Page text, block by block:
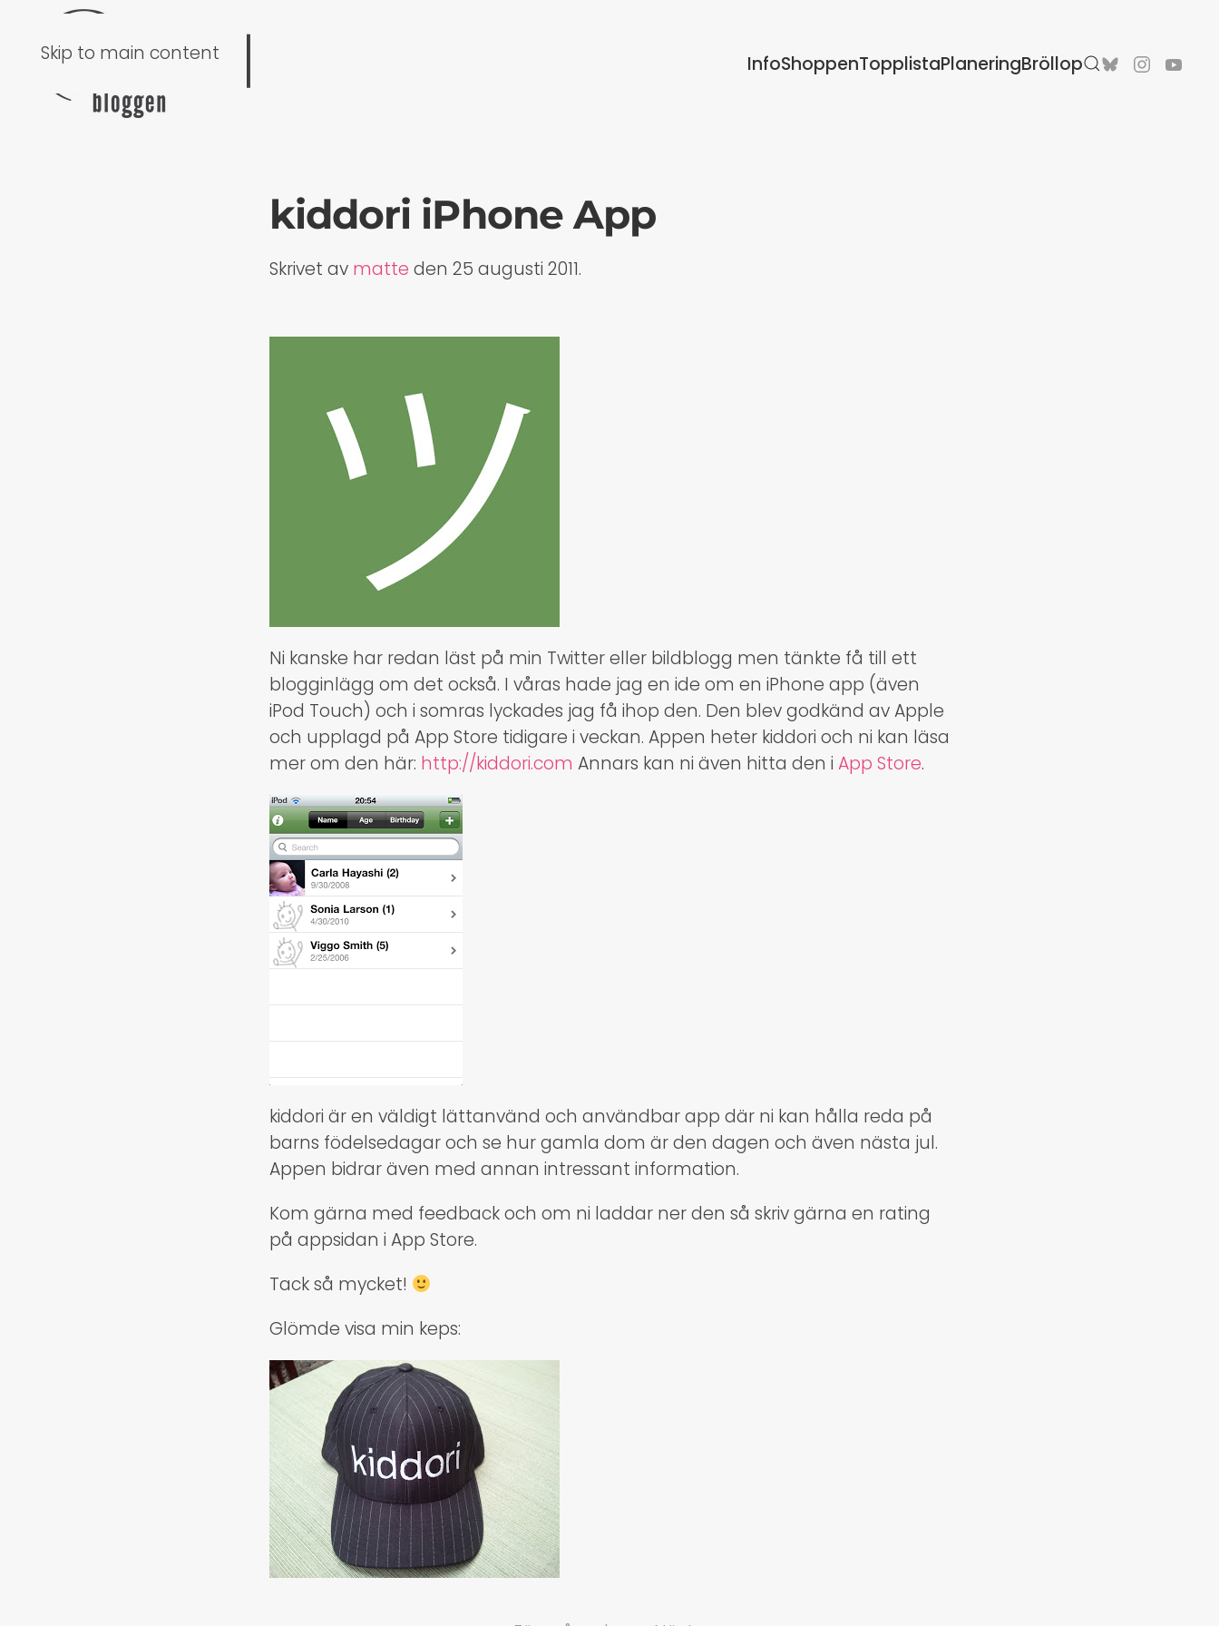
Skip to main content InfoShoppenTopplistaPlaneringBröllop
kiddori iPhone App
Skrivet av matte den 25 augusti 2011.
Ni kanske har redan läst på min Twitter eller bildblogg men tänkte få till ett
blogginlägg om det också. I våras hade jag en ide om en iPhone app (även
iPod Touch) och i somras lyckades jag få ihop den. Den blev godkänd av Apple
och upplagd på App Store tidigare i veckan. Appen heter kiddori och ni kan läsa
mer om den här: http://kiddori.com Annars kan ni även hitta den i App Store.
kiddori är en väldigt lättanvänd och användbar app där ni kan hålla reda på
barns födelsedagar och se hur gamla dom är den dagen och även nästa jul.
Appen bidrar även med annan intressant information.
Kom gärna med feedback och om ni laddar ner den så skriv gärna en rating
på appsidan i App Store.
Tack så mycket!
Glömde visa min keps: